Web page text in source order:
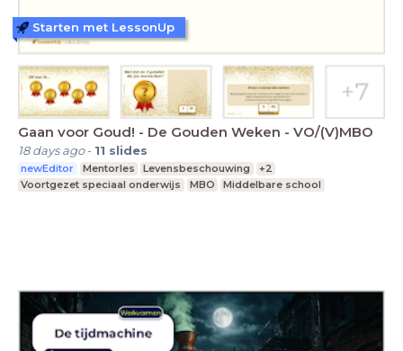
Gaan voor Goud! - De Gouden Weken - VO/(V)MBO
18 days ago- 11 slides
newEditor Mentorles Levensbeschouwing
+2
Voortgezet speciaal onderwijs
MBO Middelbare school
Starten met LessonUp